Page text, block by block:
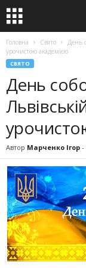
Головна Свято
День
урочистою академією
СВЯТО
День
Автор Марченко Ігор -